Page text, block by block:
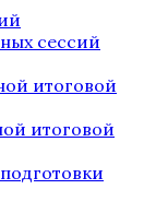
сессий
итоговой
итоговой